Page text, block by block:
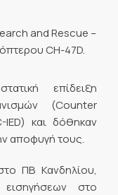
and Rescue –
CH-47D.
επίδειξη
(Counter
και δόθηκαν
αποφυγή τους.
ΠΒ Κανδηλίου,
στο